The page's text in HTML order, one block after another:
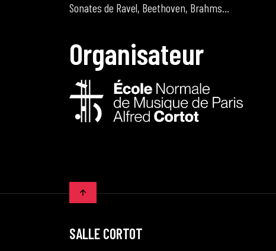
Sonates de Ravel, Beethoven, Brahms…
Organisateur
SALLE CORTOT